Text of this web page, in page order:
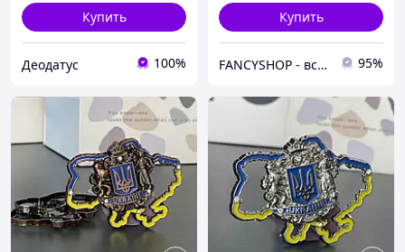
Купить
Деодатус 100%
Купить
FANCYSHOP - все для свята 95%